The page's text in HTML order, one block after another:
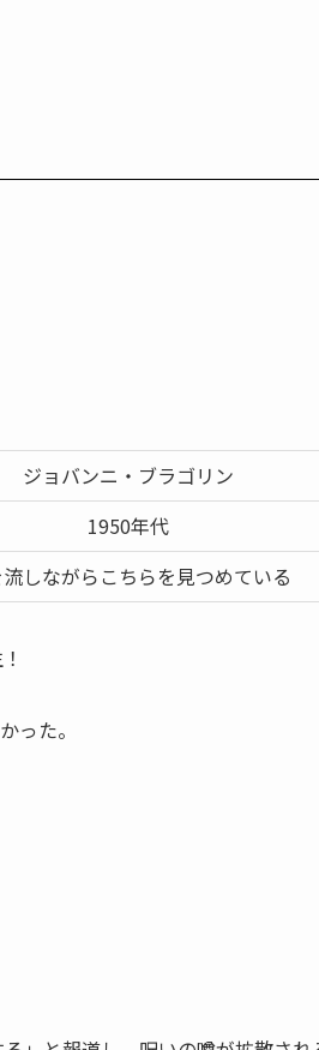
ジョバンニ・ブラゴリン
1950年代
しながらこちらを見つめている
った。